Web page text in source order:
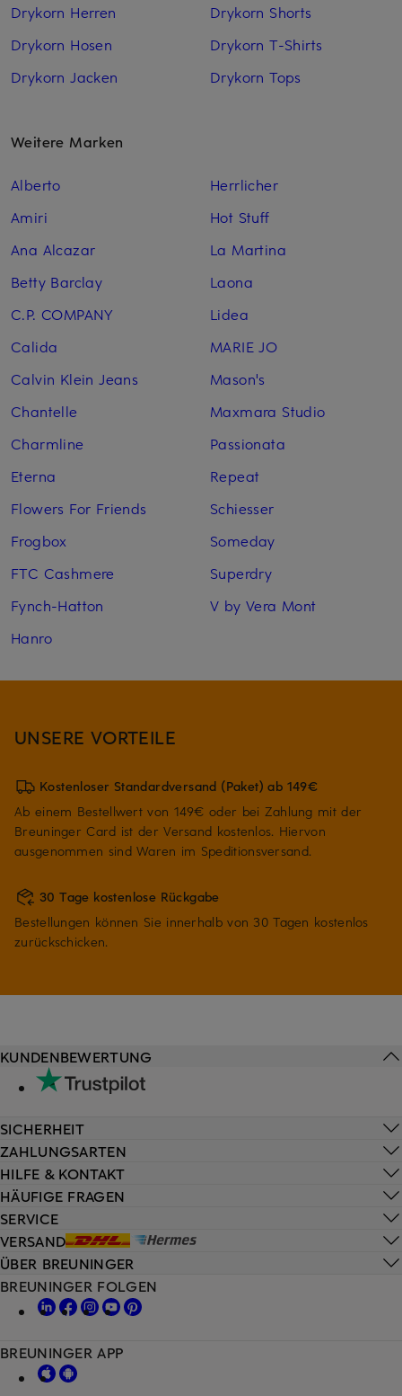
Drykorn Herren
Drykorn Hosen
Drykorn Jacken
Drykorn Shorts
Drykorn T-Shirts
Drykorn Tops
Weitere Marken
Alberto
Amiri
Ana Alcazar
Betty Barclay
C.P. COMPANY
Calida
Calvin Klein Jeans
Chantelle
Charmline
Eterna
Flowers For Friends
Frogbox
FTC Cashmere
Fynch-Hatton
Hanro
Herrlicher
Hot Stuff
La Martina
Laona
Lidea
MARIE JO
Mason's
Maxmara Studio
Passionata
Repeat
Schiesser
Someday
Superdry
V by Vera Mont
UNSERE VORTEILE
Kostenloser Standardversand (Paket) ab 149€
Ab einem Bestellwert von 149€ oder bei Zahlung mit der
Breuninger Card ist der Versand kostenlos. Hiervon
ausgenommen sind Waren im Speditionsversand.
30 Tage kostenlose Rückgabe
Bestellungen können Sie innerhalb von 30 Tagen kostenlos
zurückschicken.
HILFE & KONTAKT
HÄUFIGE FRAGEN
SERVICE
VERSAND
KUNDENBEWERTUNG
SICHERHEIT
ZAHLUNGSARTEN
ÜBER BREUNINGER
BREUNINGER FOLGEN
BREUNINGER APP